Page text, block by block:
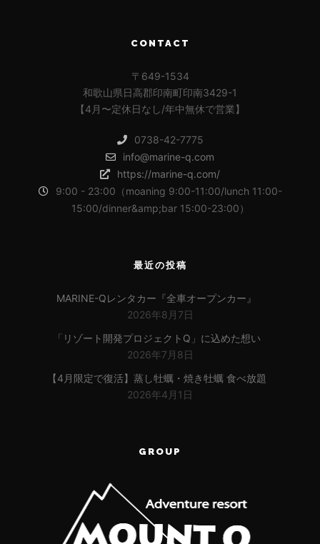
CONTACT
〒649-1534
和歌山県日高郡印南町印南3429-1
【4月〜定休日なし/年中無休で営業】
0738-42-7775
info@marine-q.com
https://marine-q.com/
9:00 - 23:00（moaning 9:00-11:00/lunch 11:00-
15:00/dinner&amp;bar 15:00-23:00）
最近の投稿
MARINE-Qレンタカー『全車オープンカー』
2026年8月7日
「リゾート開発プロジェクトQ」に込めた想い
2026年7月8日
【4月限定で復活】蒸し牡蠣・焼き牡蠣 食べ放題
2026年4月1日
GROUP